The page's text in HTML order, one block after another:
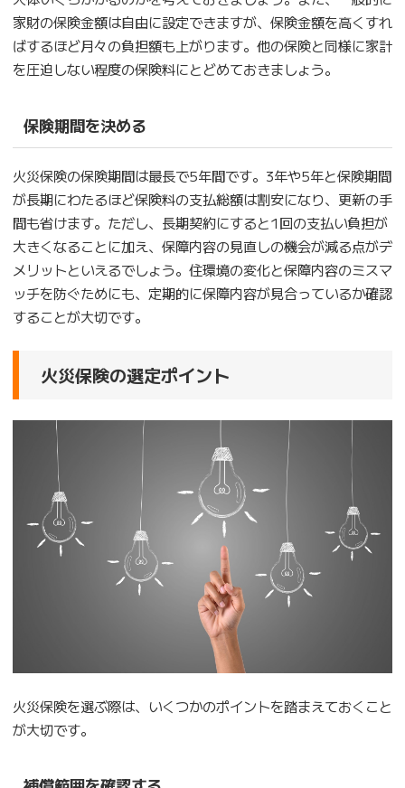
家財の保険金額は自由に設定できますが、保険金額を高くすれ
ばするほど月々の負担額も上がります。他の保険と同様に家計
を圧迫しない程度の保険料にとどめておきましょう。
保険期間を決める
火災保険の保険期間は最長で5年間です。3年や5年と保険期間
が長期にわたるほど保険料の支払総額は割安になり、更新の手
間も省けます。ただし、長期契約にすると1回の支払い負担が
大きくなることに加え、保障内容の見直しの機会が減る点がデ
メリットといえるでしょう。住環境の変化と保障内容のミスマ
ッチを防ぐためにも、定期的に保障内容が見合っているか確認
することが大切です。
火災保険の選定ポイント
火災保険を選ぶ際は、いくつかのポイントを踏まえておくこと
が大切です。